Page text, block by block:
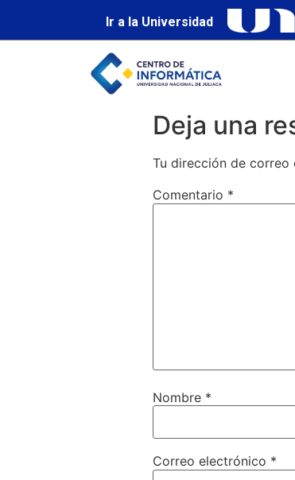
Ir a la Universidad
Deja una
Tu dirección de correo
Comentario *
Nombre *
Correo electrónico *